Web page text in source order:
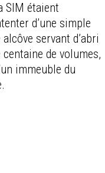
SIM étaient
d’une simple
servant d’abri
de volumes,
immeuble du